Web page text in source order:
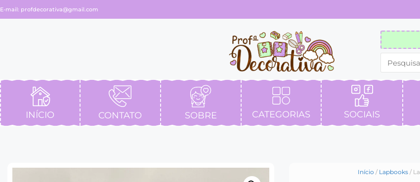
E-mail: profdecorativa@gmail.com
INÍCIO CONTATO SOBRE CATEGORIAS SOCIAIS
Início / Lapbooks/